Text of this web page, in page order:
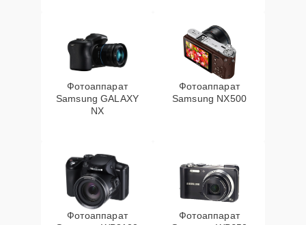
Фотоаппарат
Samsung GALAXY
NX
Фотоаппарат
Samsung NX500
Фотоаппарат
Фотоаппарат